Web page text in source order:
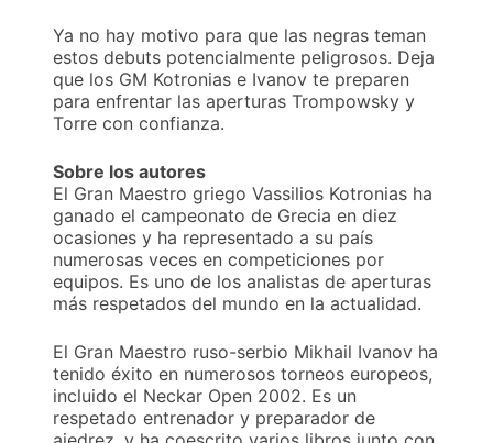
Ya no hay motivo para que las negras teman
estos debuts potencialmente peligrosos. Deja
que los GM Kotronias e Ivanov te preparen
para enfrentar las aperturas Trompowsky y
Torre con confianza.
Sobre los autores
El Gran Maestro griego Vassilios Kotronias ha
ganado el campeonato de Grecia en diez
ocasiones y ha representado a su país
numerosas veces en competiciones por
equipos. Es uno de los analistas de aperturas
más respetados del mundo en la actualidad.
El Gran Maestro ruso-serbio Mikhail Ivanov ha
tenido éxito en numerosos torneos europeos,
incluido el Neckar Open 2002. Es un
respetado entrenador y preparador de